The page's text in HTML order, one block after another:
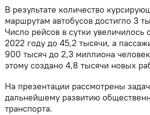
В результате количество
маршрутам автобусов достигло 3
Число рейсов в сутки увеличилось
2022 году до 45,2 тысячи, а
900 тысяч до 2,3 миллиона
этому создано 4,8 тысячи новых
На презентации рассмотрены
дальнейшему развитию
транспорта.